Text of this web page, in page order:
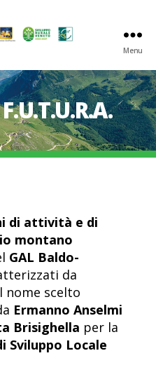
Menu
di attività e di
montano
GAL Baldo-
da
nome scelto
Ermanno Anselmi
Brisighella per la
Sviluppo Locale